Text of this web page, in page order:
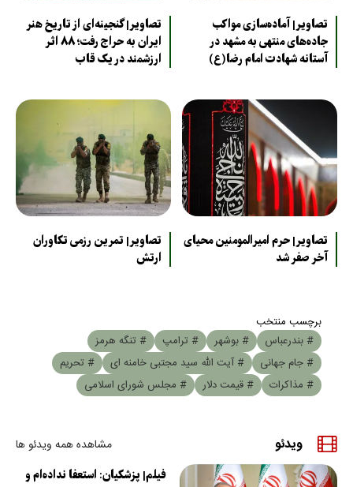
تصاویر| آماده‌سازی مواکب
جاده‌های منتهی به مشهد در
آستانه شهادت امام رضا(ع)
تصاویر| گنجینه‌ای از تاریخ هنر
ایران به حراج رفت؛ ۸۸ اثر
ارزشمند در یک قاب
تصاویر| حرم امیرالمومنین محیای
آخر صفر شد
تصاویر| تمرین رزمی تکاوران
ارتش
برچسب منتخب
# بندرعباس
# بوشهر # ترامپ
# تنگه هرمز
# جام جهانی
# آیت الله سید مجتبی خامنه ای
# تحریم
# مذاکرات
# قیمت دلار # مجلس شورای اسلامی
ویدئو مشاهده همه ویدئو ها
فیلم| پزشکیان: استعفا نداده‌ام و